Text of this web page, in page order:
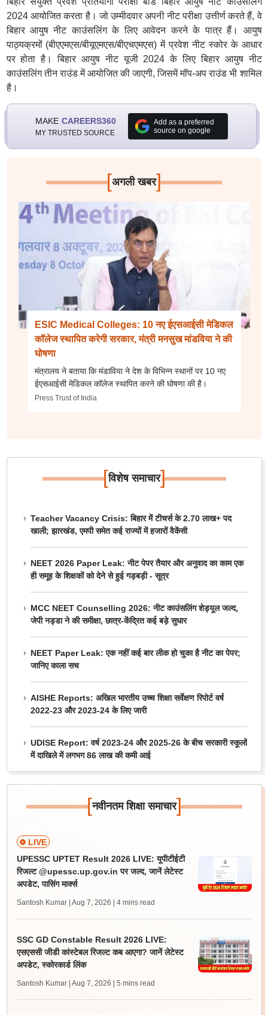
2024 आयोजित करता है। जो उम्मीदवार अपनी नीट परीक्षा उत्तीर्ण करते हैं, वे
बिहार आयुष नीट काउंसलिंग के लिए आवेदन करने के पात्र हैं। आयुष
पाठ्यक्रमों (बीएएमएस/बीयूएमएस/बीएचएमएस) में प्रवेश नीट स्कोर के आधार
पर होता है। बिहार आयुष नीट यूजी 2024 के लिए बिहार आयुष नीट
काउंसलिंग तीन राउंड में आयोजित की जाएगी, जिसमें मॉप-अप राउंड भी शामिल
है।
MAKE CAREERS360
MY TRUSTED SOURCE
Add as a preferred
source on google
[अगली खबर]
ESIC Medical Colleges: 10 नए ईएसआईसी मेडिकल
कॉलेज स्थापित करेगी सरकार, मंत्री मनसुख मांडविया ने की
घोषणा
मंत्रालय ने बताया कि मंडाविया ने देश के विभिन्न स्थानों पर 10 नए
ईएसआईसी मेडिकल कॉलेज स्थापित करने की घोषणा की है।
Press Trust of India
[विशेष समाचार]
Teacher Vacancy Crisis: बिहार में टीचर्स के 2.70 लाख+ पद
खाली; झारखंड, एमपी समेत कई राज्यों में हजारों वैकेंसी
NEET 2026 Paper Leak: नीट पेपर तैयार और अनुवाद का काम एक
ही समूह के शिक्षकों को देने से हुई गड़बड़ी - सूत्र
MCC NEET Counselling 2026: नीट काउंसलिंग शेड्यूल जल्द,
जेपी नड्डा ने की समीक्षा, छात्र-केंद्रित कई बड़े सुधार
NEET Paper Leak: एक नहीं कई बार लीक हो चुका है नीट का पेपर;
जानिए काला सच
AISHE Reports: अखिल भारतीय उच्च शिक्षा सर्वेक्षण रिपोर्ट वर्ष
2022-23 और 2023-24 के लिए जारी
UDISE Report: वर्ष 2023-24 और 2025-26 के बीच सरकारी स्कूलों
में दाखिले में लगभग 86 लाख की कमी आई
[नवीनतम शिक्षा समाचार]
LIVE
UPESSC UPTET Result 2026 LIVE: यूपीटीईटी
रिजल्ट @upessc.up.gov.in पर जल्द, जानें लेटेस्ट
अपडेट, पासिंग मार्क्स
Santosh Kumar | Aug 7, 2026 | 4 mins read
SSC GD Constable Result 2026 LIVE:
एसएससी जीडी कांस्टेबल रिजल्ट कब आएगा? जानें लेटेस्ट
अपडेट, स्कोरकार्ड लिंक
Santosh Kumar | Aug 7, 2026 | 5 mins read